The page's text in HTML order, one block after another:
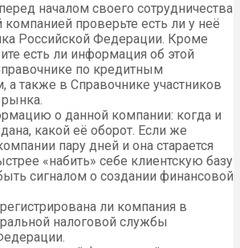
началом своего сотрудничества
проверьте есть ли у неё
Российской Федерации. Кроме
есть ли информация об этой
по кредитным
а также в Справочнике участников
о данной компании: когда и
какой её оборот. Если же
пару дней и она старается
«набить» себе клиентскую базу
сигналом о создании финансовой
ли компания в
налоговой службы